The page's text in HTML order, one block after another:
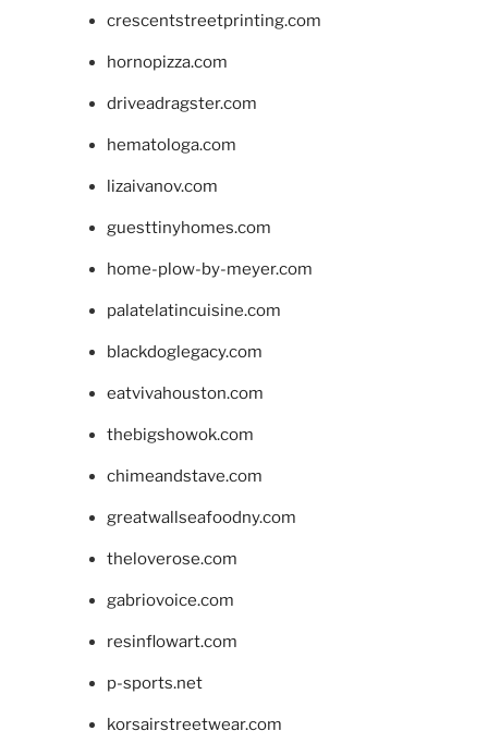
crescentstreetprinting.com
hornopizza.com
driveadragster.com
hematologa.com
lizaivanov.com
guesttinyhomes.com
home-plow-by-meyer.com
palatelatincuisine.com
blackdoglegacy.com
eatvivahouston.com
thebigshowok.com
chimeandstave.com
greatwallseafoodny.com
theloverose.com
gabriovoice.com
resinflowart.com
p-sports.net
korsairstreetwear.com